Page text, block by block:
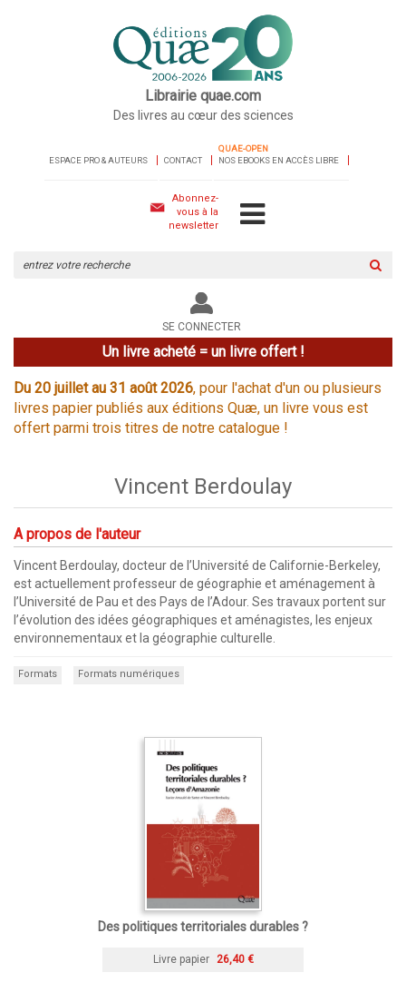
Librairie quae.com
Des livres au cœur des sciences
ESPACE PRO & AUTEURS CONTACT
QUAE-OPEN
NOS EBOOKS EN ACCÈS LIBRE
Abonnez-
vous à la
newsletter
le
site
SE CONNECTER
Un livre acheté = un livre offert !
Du 20 juillet au 31 août 2026, pour l'achat d'un ou plusieurs
livres papier publiés aux éditions Quæ, un livre vous est
offert parmi trois titres de notre catalogue !
Vincent Berdoulay
A propos de l'auteur
Vincent Berdoulay, docteur de l’Université de Californie-Berkeley,
est actuellement professeur de géographie et aménagement à
l’Université de Pau et des Pays de l’Adour. Ses travaux portent sur
l’évolution des idées géographiques et aménagistes, les enjeux
environnementaux et la géographie culturelle.
Formats Formats numériques
Des politiques territoriales durables ?
Livre papier 26,40 €